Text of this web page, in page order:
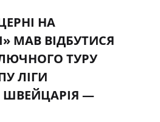
НА
МАВ ВІДБУТИСЯ
ТУРУ
ЛІГИ
ШВЕЙЦАРІЯ —